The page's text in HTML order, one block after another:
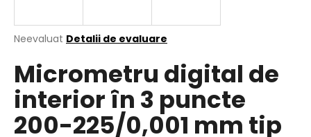
Evaluarea
a
produsului
este
0,0
din
5
Neevaluat Detalii de evaluare
Micrometru digital de
interior în 3 puncte
200-225/0,001 mm tip
ă
r
e
c